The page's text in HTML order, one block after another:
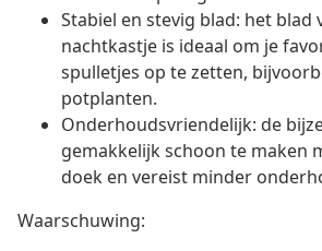
Stabiel en stevig blad: het blad
nachtkastje is ideaal om je
spulletjes op te zetten,
potplanten.
Onderhoudsvriendelijk: de
gemakkelijk schoon te maken
doek en vereist minder
Waarschuwing: